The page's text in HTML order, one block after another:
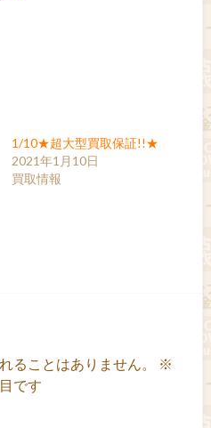
1/10★超大型買取保証!!★
2021年1月10日
買取情報
ることはありません。
※
です